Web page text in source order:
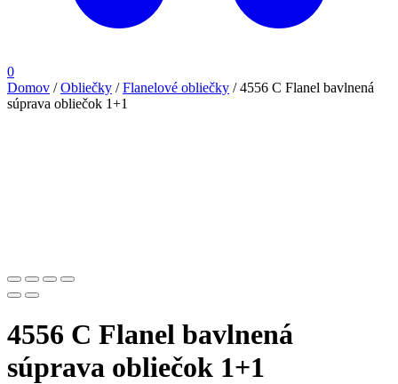
0
Domov /Obliečky /Flanelové obliečky /4556 C Flanel bavlnená
súprava obliečok 1+1
4556 C Flanel bavlnená
súprava obliečok 1+1